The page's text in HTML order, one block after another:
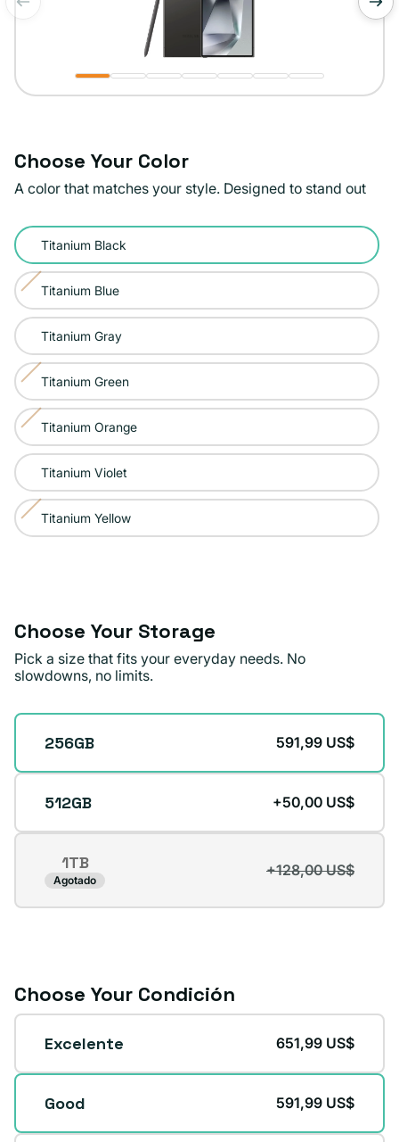
Choose Your Color
A color that matches your style. Designed to stand out
Color:
Titanium
Black
Titanium Black
Titanium Blue
Variante
agotada
o
no
disponible
Titanium Gray
Titanium Green
Variante
agotada
o
no
disponible
Titanium Orange
Variante
agotada
o
no
disponible
Titanium Violet
Titanium Yellow
Variante
disponible
Choose Your Storage
Pick a size that fits your everyday needs. No
slowdowns, no limits.
Storage
256GB 591,99 US$
512GB +50,00 US$
1TB
Agotado
+128,00 US$
Variante
Choose Your Condición
Condición
Excelente 651,99 US$
Good 591,99 US$